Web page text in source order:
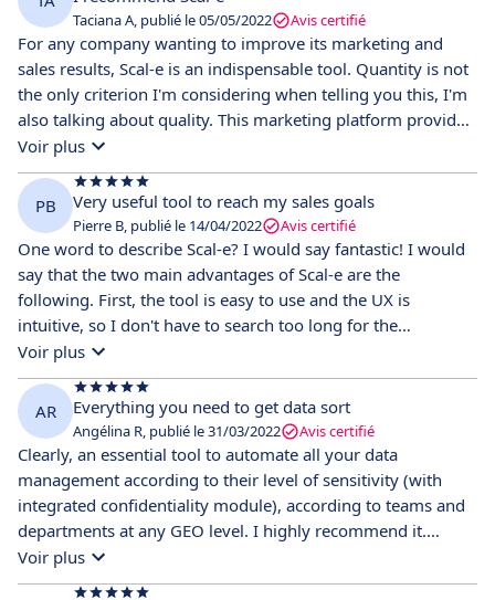
Taciana A, publié le 05/05/2022 Avis certifié
For any company wanting to improve its marketing and
sales results, Scal-e is an indispensable tool. Quantity is not
the only criterion I'm considering when telling you this, I'm
also talking about quality. This marketing platform provides
valuable information on when, where, and how to contact
new prospects through unique data analysis. And that's in
addition to helping keep them satisfied and interactive
throughout the relationship journey with customer
intelligence and retention expertise. In addition, the 360-
degree view of customer trends is a significant advantage,
as are the dashboards that provide a complete overview of
campaign performance with ROI analysis and the ability to
run multi-channel campaigns.
Voir plus
PB Very useful tool to reach my sales goals
Pierre B, publié le 14/04/2022 Avis certifié
One word to describe Scal-e? I would say fantastic! I would
say that the two main advantages of Scal-e are the
following. First, the tool is easy to use and the UX is
intuitive, so I don't have to search too long for the
functionality I need. Because of this, I can save time. I also
have full control over the messages I send out and can track
them easily. Thanks to Scal-e's marketing platform, my
prospects' engagement has skyrocketed. Second, the Scal-e
team provides excellent customer service. I work in a very
customer-centric company myself and I appreciate that they
are in the same mindset as me. They have been very helpful
in maximizing my investment with them.
Voir plus
AR Everything you need to get data sort
Angélina R, publié le 31/03/2022 Avis certifié
Clearly, an essential tool to automate all your data
management according to their level of sensitivity (with
integrated confidentiality module), according to teams and
departments at any GEO level. I highly recommend it.
Moreover, it is fully compliant with GDPR and CCPA
regulations.
Voir plus